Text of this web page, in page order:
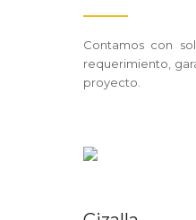
Contamos con
requerimiento,
proyecto.